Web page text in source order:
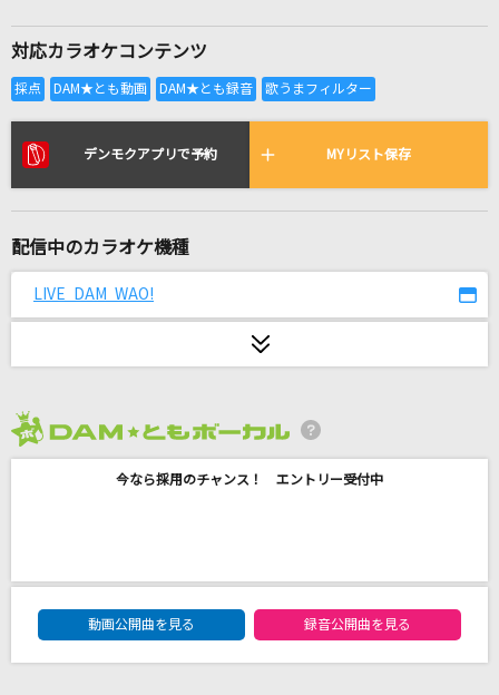
全国りれき
リアルタイムで歌われている曲の一覧
マトリョシカ
紫煙
バージョン)
Official髭男dism
友人A
対応カラオケコンテンツ
デンモクアプリで予約 MYリスト保存
配信中のカラオケ機種
LIVE DAM WAO!
今なら採用のチャンス！ エントリー受付中
DAM★ともボーカルエントリーランキング
動画公開曲を見る
録音公開曲を見る